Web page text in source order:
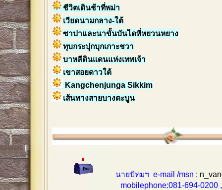
ชีวิตเดินช้าที่พม่า
เวียดนามกลาง-ใต้
ซาปาและนาขั้นบันไดที่หยวนหยาง
ทุบกระปุกบุกเกาะชวา
บาหลีดินแดนแห่งเทพเจ้า
เขาสอยดาวใต้
Kangchenjunga Sikkim
เส้นทางสายบางตะบูน
นายปัทมฯ e-mail /msn :
mobilephone:081-694-0200 ,